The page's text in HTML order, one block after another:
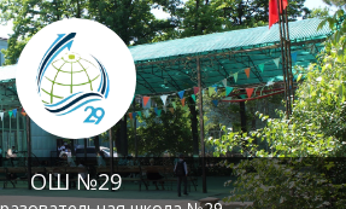
ОШ №29